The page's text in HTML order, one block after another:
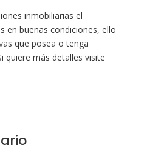
inmobiliarias el
en buenas condiciones, ello
que posea o tenga
quiere más detalles visite